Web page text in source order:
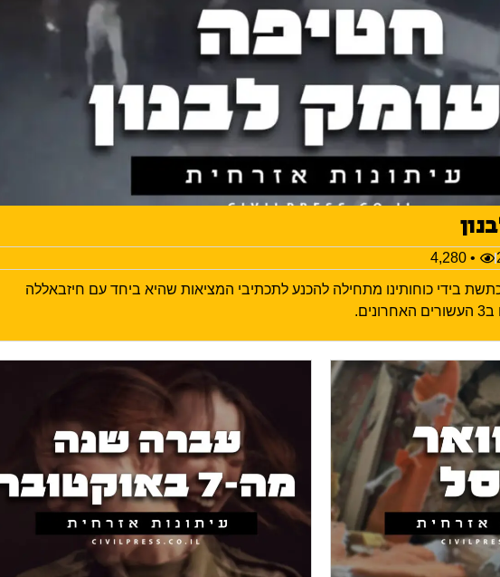
• 4,280
בידי כוחותינו מתחילה להכנע לתכתיבי המציאות שהיא ביחד עם חיזבאללה